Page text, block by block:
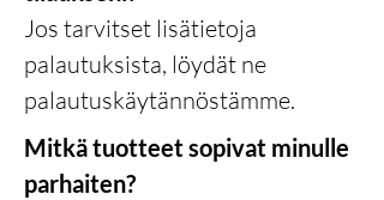
Jos tarvitset lisätietoja
palautuksista, löydät ne
palautuskäytännöstämme.
Mitkä tuotteet sopivat minulle
parhaiten?